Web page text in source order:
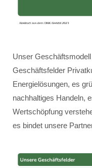
Unser
Geschäftsfelder
Energielösungen, es
nachhaltiges Handeln,
Wertschöpfung
es bindet unsere